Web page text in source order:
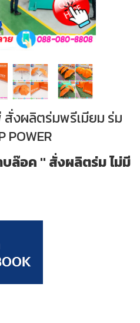
งผลิตร่มพรีเมียม ร่ม
ล๊อค " สั่งผลิตร่ม ไม่มี